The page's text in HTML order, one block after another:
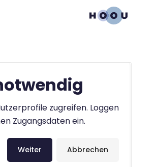
zugreifen. Loggen
Zugangsdaten ein.
Abbrechen
Weiter